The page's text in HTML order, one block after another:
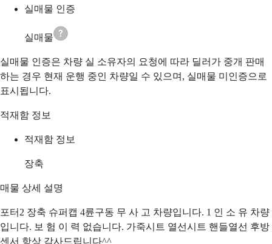
실매물 인증
실매물
실매물 인증은 차량 실 소유자의 요청에 따라 딜러가 중개 판매
하는 경우 현재 운행 중인 차량일 수 있으며, 실매물 미인증으로
표시됩니다.
적재함 정보
적재함 정보
장축
매물 상세 설명
포터2 장축 슈퍼캡 4륜구동 무 사 고 차량입니다. 1 인 소 유 차량
입니다. 보 험 이 력 없습니다. 가죽시트 열선시트 핸들열선 후방
센서 항상 감사드립니다^^